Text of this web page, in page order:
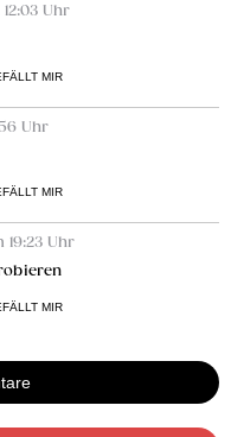
Uhr
MIR
Uhr
MIR
19:23 Uhr
MIR